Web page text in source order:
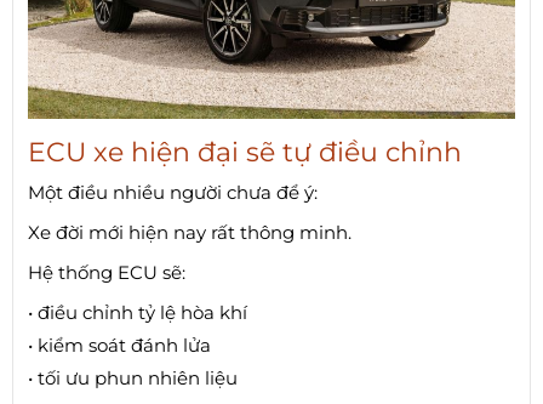
ECU xe hiện đại sẽ tự điều chỉnh
Một điều nhiều người chưa để ý:
Xe đời mới hiện nay rất thông minh.
Hệ thống ECU sẽ:
• điều chỉnh tỷ lệ hòa khí
• kiểm soát đánh lửa
• tối ưu phun nhiên liệu